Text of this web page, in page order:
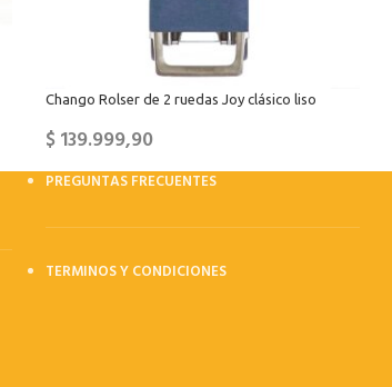
Chango Rolser de 2 ruedas Joy clásico liso
$139.999,90
PREGUNTAS FRECUENTES
TERMINOS Y CONDICIONES